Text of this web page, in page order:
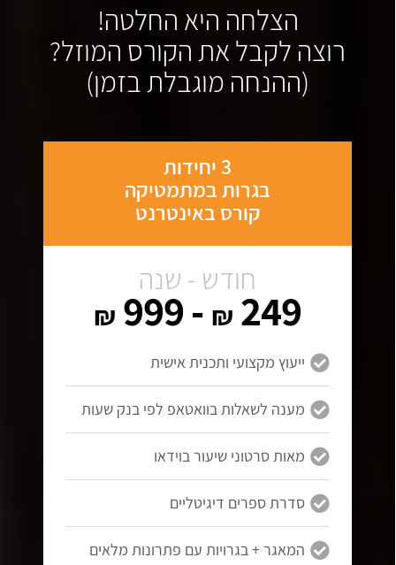
הצלחה היא החלטה!
רוצה לקבל את הקורס המוזל?
(ההנחה מוגבלת בזמן)
3 יחידות
בגרות במתמטיקה
קורס באינטרנט
חודש - שנה
249
₪
- 999
₪
ייעוץ מקצועי ותכנית אישית
מענה לשאלות בוואטאפ לפי בנק שעות
מאות סרטוני שיעור בוידאו
סדרת ספרים דיגיטליים
המאגר + בגרויות עם פתרונות מלאים